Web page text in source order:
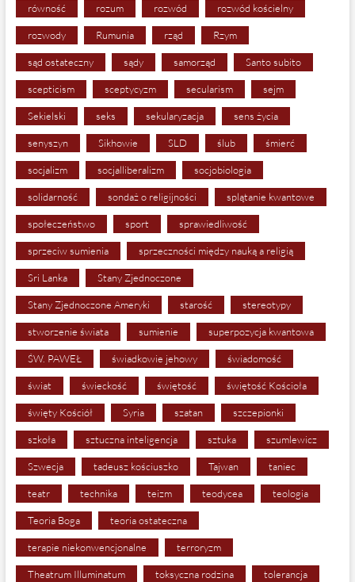
równość rozum rozwód rozwód kościelny
rozwody Rumunia rząd Rzym
sąd ostateczny sądy samorząd Santo subito
scepticism sceptycyzm secularism sejm
Sekielski seks sekularyzacja sens życia
senyszyn Sikhowie SLD ślub śmierć
socjalizm socjalliberalizm socjobiologia
solidarność sondaż o religijności splątanie kwantowe
społeczeństwo sport sprawiedliwość
sprzeciw sumienia sprzeczności między nauką a religią
Sri Lanka Stany Zjednoczone
Stany Zjednoczone Ameryki starość stereotypy
stworzenie świata sumienie superpozycja kwantowa
ŚW. PAWEŁ świadkowie jehowy świadomość
świat świeckość świętość świętość Kościoła
święty Kościół Syria szatan szczepionki
szkoła sztuczna inteligencja sztuka szumlewicz
Szwecja tadeusz kościuszko Tajwan taniec
teatr technika teizm teodycea teologia
Teoria Boga teoria ostateczna
terapie niekonwencjonalne terroryzm
Theatrum Illuminatum toksyczna rodzina tolerancja